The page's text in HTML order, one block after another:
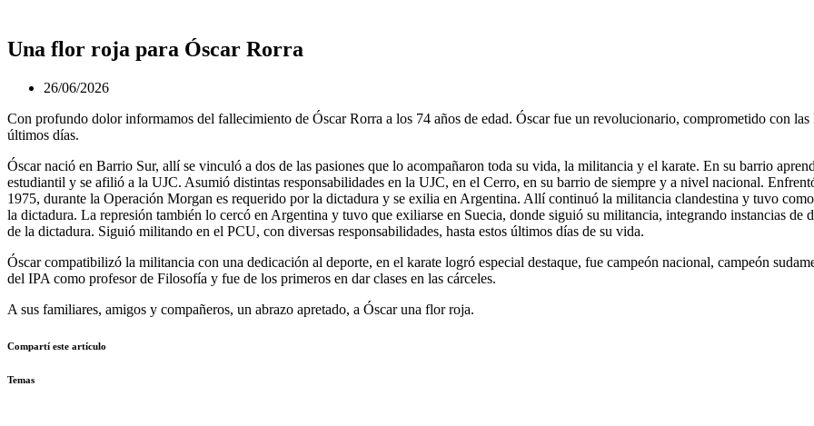
Una flor roja para Óscar Rorra
26/06/2026
Con profundo dolor informamos del fallecimiento de Óscar Rorra a los 74 años de edad. Óscar fue un revolucionario, comprometido con las
últimos días.
Óscar nació en Barrio Sur, allí se vinculó a dos de las pasiones que lo acompañaron toda su vida, la militancia y el karate. En su barrio
estudiantil y se afilió a la UJC. Asumió distintas responsabilidades en la UJC, en el Cerro, en su barrio de siempre y a nivel nacional.
1975, durante la Operación Morgan es requerido por la dictadura y se exilia en Argentina. Allí continuó la militancia clandestina y tuvo
la dictadura. La represión también lo cercó en Argentina y tuvo que exiliarse en Suecia, donde siguió su militancia, integrando instancias
de la dictadura. Siguió militando en el PCU, con diversas responsabilidades, hasta estos últimos días de su vida.
Óscar compatibilizó la militancia con una dedicación al deporte, en el karate logró especial destaque, fue campeón nacional, campeón
del IPA como profesor de Filosofía y fue de los primeros en dar clases en las cárceles.
A sus familiares, amigos y compañeros, un abrazo apretado, a Óscar una flor roja.
Compartí este artículo
Temas